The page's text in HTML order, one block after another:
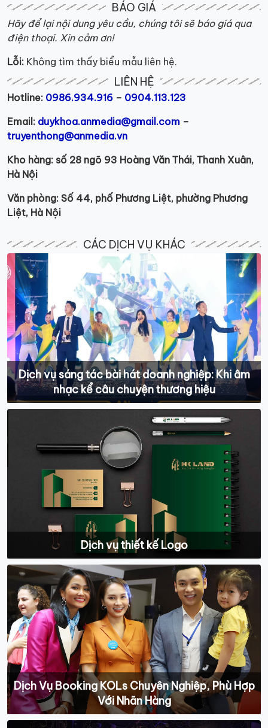
BÁO GIÁ
Hãy để lại nội dung yêu cầu, chúng tôi sẽ báo giá qua
điện thoại. Xin cảm ơn!
Lỗi: Không tìm thấy biểu mẫu liên hệ.
LIÊN HỆ
Hotline: 0986.934.916 – 0904.113.123
Email: duykhoa.anmedia@gmail.com –
truyenthong@anmedia.vn
Kho hàng: số 28 ngõ 93 Hoàng Văn Thái, Thanh Xuân,
Hà Nội
Văn phòng: Số 44, phố Phương Liệt, phường Phương
Liệt, Hà Nội
CÁC DỊCH VỤ KHÁC
Dịch vụ sáng tác bài hát doanh nghiệp: Khi âm
nhạc kể câu chuyện thương hiệu
Dịch vụ thiết kế Logo
Dịch Vụ Booking KOLs Chuyên Nghiệp, Phù Hợp
Với Nhãn Hàng